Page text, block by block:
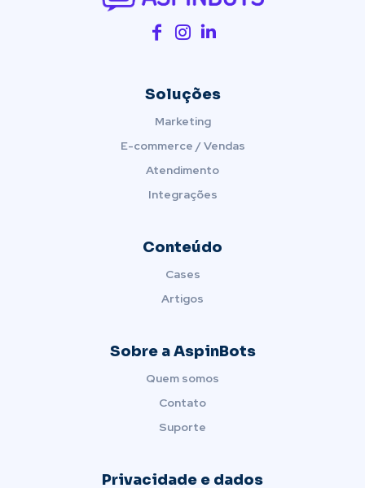
Soluções
Marketing
E-commerce / Vendas
Atendimento
Integrações
Conteúdo
Cases
Artigos
Sobre a AspinBots
Quem somos
Contato
Suporte
Privacidade e dados